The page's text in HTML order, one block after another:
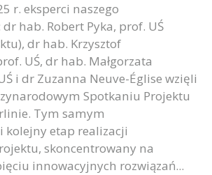
r. eksperci naszego
hab. Robert Pyka, prof. UŚ
dr hab. Krzysztof
UŚ, dr hab. Małgorzata
i dr Zuzanna Neuve-Église wzięli
Spotkaniu Projektu
Tym samym
kolejny etap realizacji
skoncentrowany na
innowacyjnych rozwiązań...